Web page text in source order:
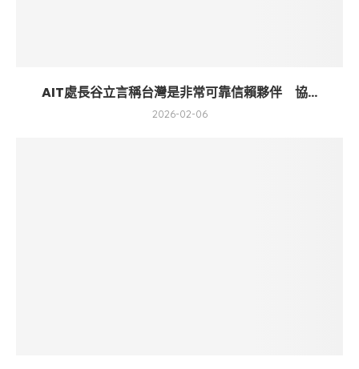
AIT處長谷立言稱台灣是非常可靠信賴夥伴 協...
2026-02-06